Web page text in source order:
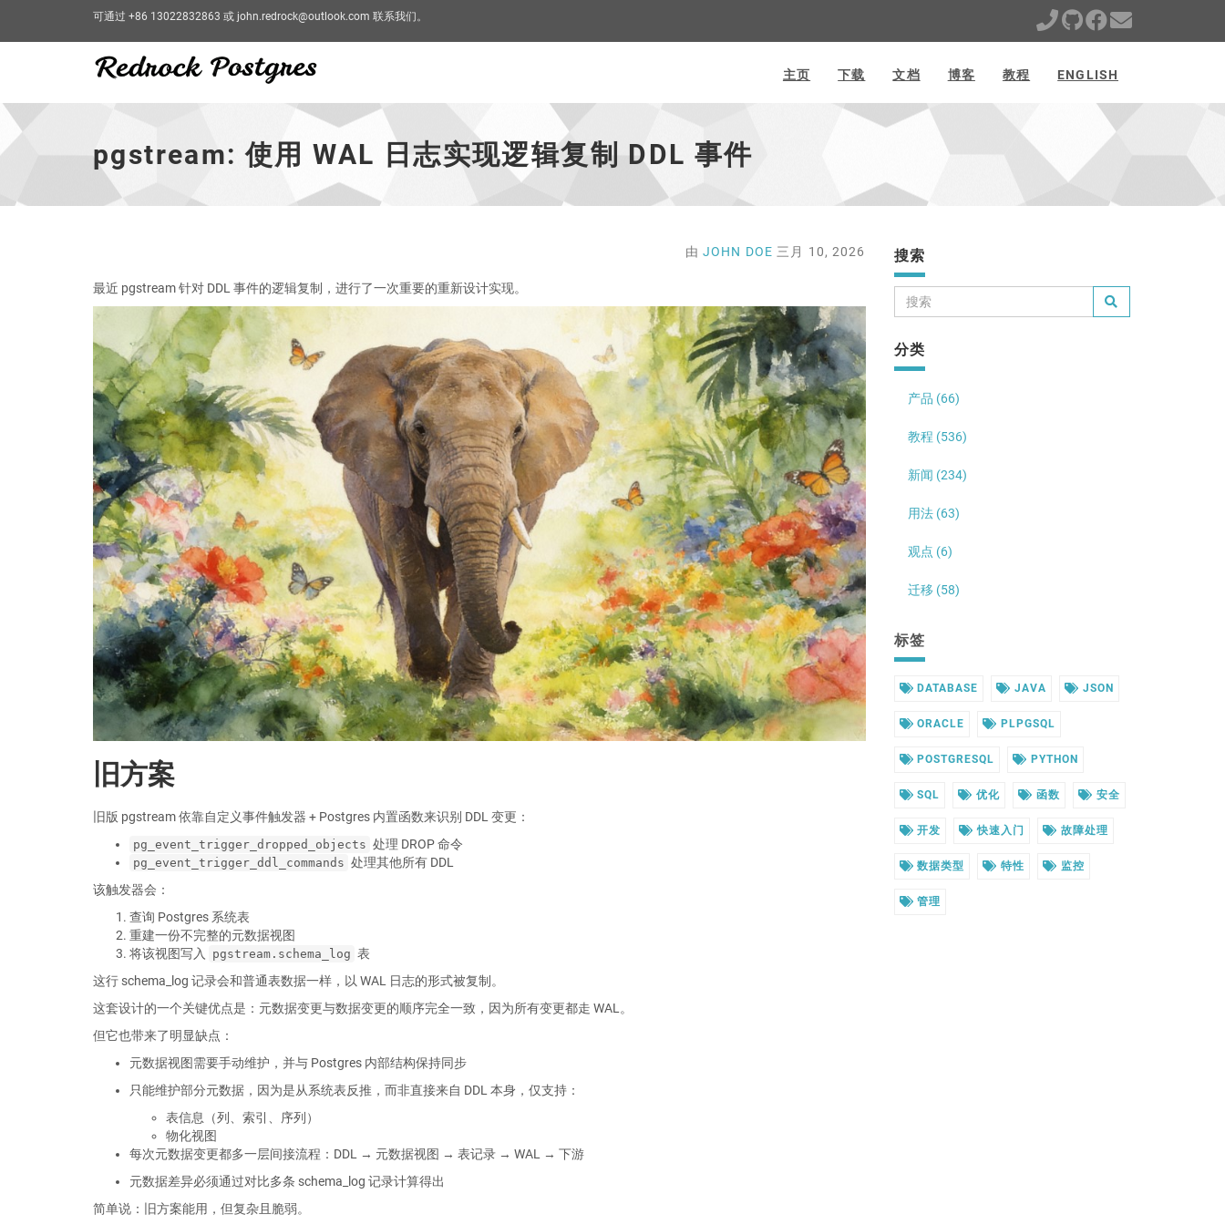
可通过 +86 13022832863 或 john.redrock@outlook.com 联系我们。
WAL
日
实
复
制
DDL
件
-
跳
到
主
页
主页 下载 文档 博客 教程 ENGLISH
pgstream: 使用 WAL 日志实现逻辑复制 DDL 事件
由JOHN DOE 三月 10, 2026
最近 pgstream 针对 DDL 事件的逻辑复制，进行了一次重要的重新设计实现。
旧方案
旧版 pgstream 依靠自定义事件触发器 + Postgres 内置函数来识别 DDL 变更：
pg_event_trigger_dropped_objects 处理 DROP 命令
pg_event_trigger_ddl_commands 处理其他所有 DDL
该触发器会：
查询 Postgres 系统表
重建一份不完整的元数据视图
将该视图写入
pgstream.schema_log 表
这行 schema_log 记录会和普通表数据一样，以 WAL 日志的形式被复制。
这套设计的一个关键优点是：元数据变更与数据变更的顺序完全一致，因为所有变更都走 WAL。
但它也带来了明显缺点：
元数据视图需要手动维护，并与 Postgres 内部结构保持同步
只能维护部分元数据，因为是从系统表反推，而非直接来自 DDL 本身，仅支持：
表信息（列、索引、序列）
物化视图
每次元数据变更都多一层间接流程：DDL → 元数据视图 → 表记录 → WAL → 下游
元数据差异必须通过对比多条 schema_log 记录计算得出
简单说：旧方案能用，但复杂且脆弱。
搜索
分类
产品 (66)
教程 (536)
新闻 (234)
用法 (63)
观点 (6)
迁移 (58)
标签
DATABASE JAVA JSON
ORACLE PLPGSQL
POSTGRESQL PYTHON
SQL 优化 函数 安全
开发 快速入门 故障处理
数据类型 特性 监控
管理